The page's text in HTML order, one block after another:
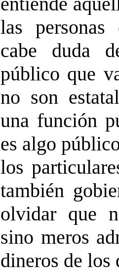
las
cabe duda
público que
no son
una función
es algo
los
también
olvidar que
sino meros
dineros de los